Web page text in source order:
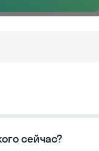
лет под
промышленной
уникальные
сейчас?